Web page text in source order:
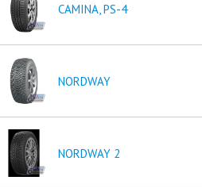
CAMINA, PS-4
NORDWAY
NORDWAY 2